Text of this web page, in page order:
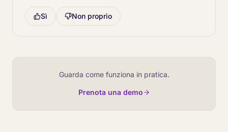
Sì Non proprio
Guarda come funziona in pratica.
Prenota una demo